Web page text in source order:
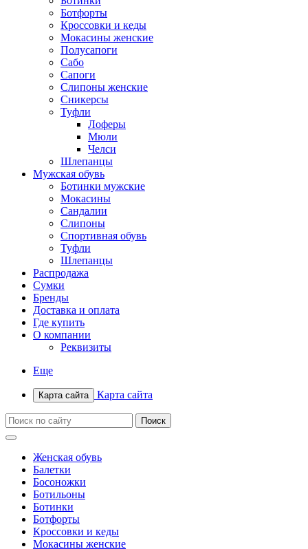
Ботфорты
Кроссовки и кеды
Мокасины женские
Полусапоги
Сабо
Сапоги
Слипоны женские
Сникерсы
Туфли
Лоферы
Мюли
Челси
Шлепанцы
Мужская обувь
Ботинки мужские
Мокасины
Сандалии
Слипоны
Спортивная обувь
Туфли
Шлепанцы
Распродажа
Сумки
Бренды
Доставка и оплата
Где купить
О компании
Реквизиты
Еще
Карта сайта Карта сайта
Женская обувь
Балетки
Босоножки
Ботильоны
Ботинки
Ботфорты
Кроссовки и кеды
Мокасины женские